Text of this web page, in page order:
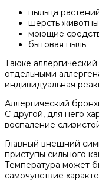
пыльца
шерсть
моющие
бытовая пыль.
Также
отдельными
индивидуальная
Аллергический
С другой, для него
воспаление
Главный внешний
приступы сильного
Температура может
самочувствие